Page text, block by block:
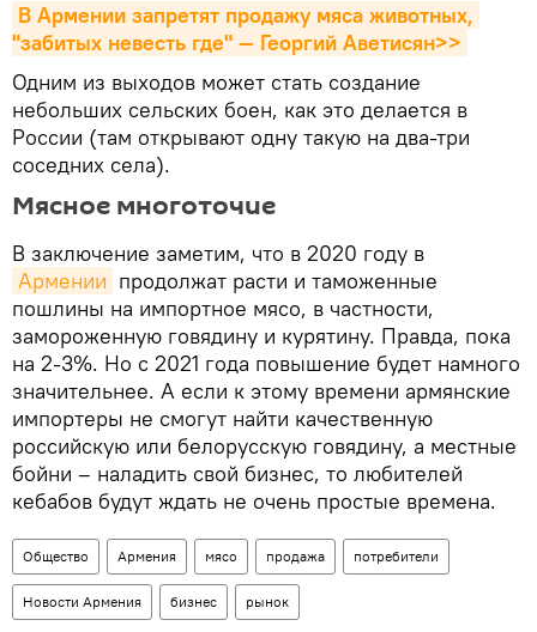
В Армении запретят продажу мяса животных,
"забитых невесть где" — Георгий Аветисян>>
Одним из выходов может стать создание
небольших сельских боен, как это делается в
России (там открывают одну такую на два-три
соседних села).
Мясное многоточие
В заключение заметим, что в 2020 году в
Армении продолжат расти и таможенные
пошлины на импортное мясо, в частности,
замороженную говядину и курятину. Правда, пока
на 2-3%. Но с 2021 года повышение будет намного
значительнее. А если к этому времени армянские
импортеры не смогут найти качественную
российскую или белорусскую говядину, а местные
бойни – наладить свой бизнес, то любителей
кебабов будут ждать не очень простые времена.
Общество Армения мясо продажа потребители
Новости Армения бизнес рынок